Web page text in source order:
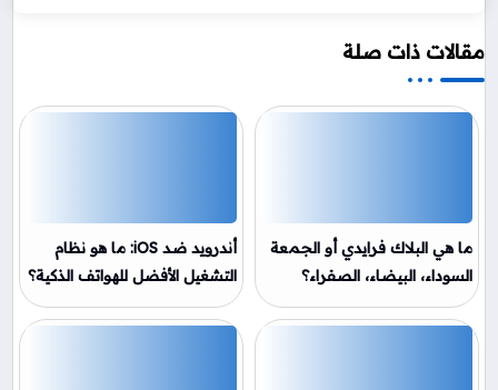
مقالات ذات صلة
ما هي البلاك فرايدي أو الجمعة
السوداء، البيضاء، الصفراء؟
أندرويد ضد iOS: ما هو نظام
التشغيل الأفضل للهواتف الذكية؟